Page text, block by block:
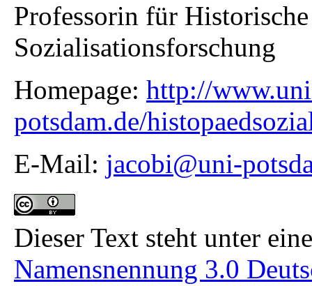
Professorin für
Sozialisationsforschung
Homepage: http://
potsdam.de/
E-Mail: jacobi@uni-
Dieser Text steht unter
Namensnennung 3.0